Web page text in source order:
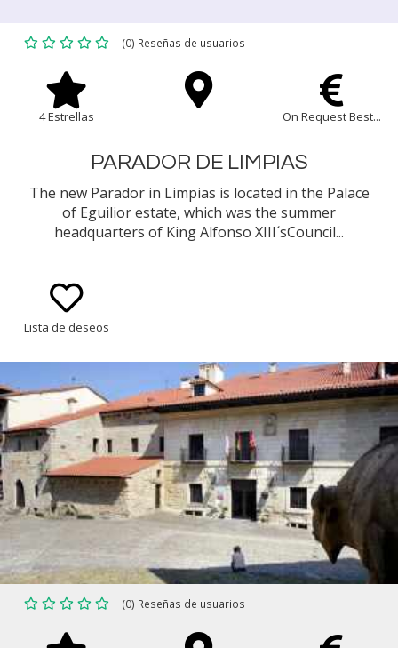
(0) Reseñas de usuarios
4 Estrellas On Request Best...
PARADOR DE LIMPIAS
The new Parador in Limpias is located in the Palace
of Eguilior estate, which was the summer
headquarters of King Alfonso XIII´sCouncil...
Lista de deseos
(0) Reseñas de usuarios